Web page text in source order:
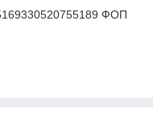
ФОП